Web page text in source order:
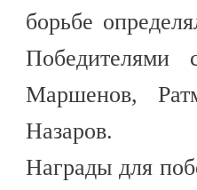
борьбе
Маршенов,
Назаров.
Награды для